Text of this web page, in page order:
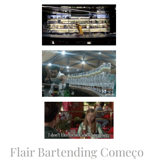
Flair Bartending Começo